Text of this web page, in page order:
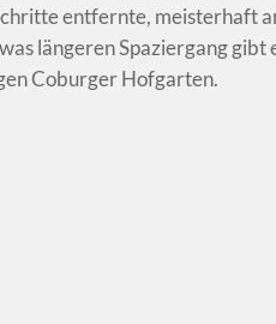
entfernte, meisterhaft
längeren Spaziergang gibt
Coburger Hofgarten.